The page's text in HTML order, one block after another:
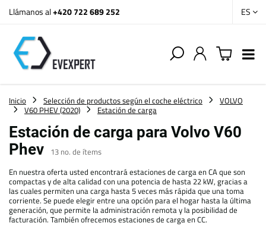
Llámanos al+420 722 689 252 ES
Inicio Selección de productos según el coche eléctrico
VOLVO
V60 PHEV (2020)
Estación de carga
Estación de carga para Volvo V60
Phev 13 no. de ítems
En nuestra oferta usted encontrará estaciones de carga en CA que son
compactas y de alta calidad con una potencia de hasta 22 kW, gracias a
las cuales permiten una carga hasta 5 veces más rápida que una toma
corriente. Se puede elegir entre una opción para el hogar hasta la última
generación, que permite la administración remota y la posibilidad de
facturación. También ofrecemos estaciones de carga en CC.